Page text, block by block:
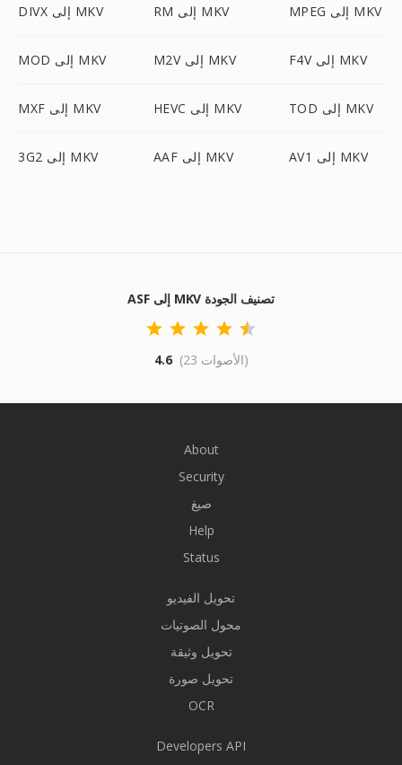
DIVX إلى MKV RM إلى MKV MPEG إلى MKV
MOD إلى MKV M2V إلى MKV F4V إلى MKV
MXF إلى MKV HEVC إلى MKV TOD إلى MKV
3G2 إلى MKV AAF إلى MKV AV1 إلى MKV
ASF إلى MKV تصنيف الجودة
4.6 (23 الأصوات)
About
Security
صيغ
Help
Status
تحويل الفيديو
محول الصوتيات
تحويل وثيقة
تحويل صورة
OCR
Developers API